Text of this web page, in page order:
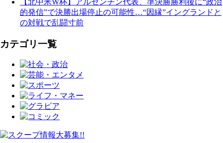
【北中米W杯】アルゼンチン代表、準決勝勝利後に“政治
的発信”で決勝出場停止の可能性…“因縁”イングランドと
の対戦で乱闘寸前
カテゴリ一覧